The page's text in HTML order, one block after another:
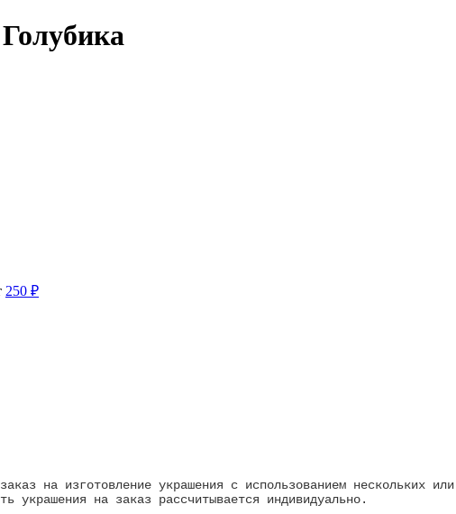
250 ₽
на изготовление украшения с использованием нескольких
украшения на заказ рассчитывается индивидуально.